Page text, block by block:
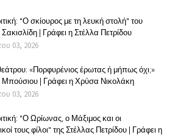
"Ο σκίουρος με τη λευκή στολή" του
| Γράφει η Στέλλα Πετρίδου
03, 2026
«Πορφυρένιος έρωτας ή μήπως όχι;»
Μπούσιου | Γράφει η Χρύσα Νικολάκη
03, 2026
"Ο Ωρίωνας, ο Μάξιμος και οι
τους φίλοι" της Στέλλας Πετρίδου | Γράφει η